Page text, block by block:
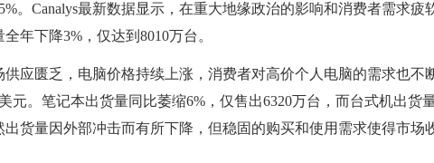
。Canalys最新数据显示，在重大地缘政治的影响和消费者需求疲
年下降3%，仅达到8010万台。
供应匮乏，电脑价格持续上涨，消费者对高价个人电脑的需求也不
元。笔记本出货量同比萎缩6%，仅售出6320万台，而台式机出货
出货量因外部冲击而有所下降，但稳固的购买和使用需求使得市场